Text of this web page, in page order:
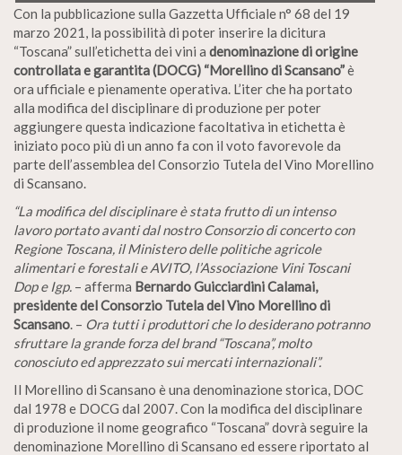
Con la pubblicazione sulla Gazzetta Ufficiale n° 68 del 19
marzo 2021, la possibilità di poter inserire la dicitura
“Toscana” sull’etichetta dei vini a denominazione di origine
controllata e garantita (DOCG) “Morellino di Scansano”è
ora ufficiale e pienamente operativa. L’iter che ha portato
alla modifica del disciplinare di produzione per poter
aggiungere questa indicazione facoltativa in etichetta è
iniziato poco più di un anno fa con il voto favorevole da
parte dell’assemblea del Consorzio Tutela del Vino Morellino
di Scansano.
“La modifica del disciplinare è stata frutto di un intenso
lavoro portato avanti dal nostro Consorzio di concerto con
Regione Toscana, il Ministero delle politiche agricole
alimentari e forestali e AVITO, l’Associazione Vini Toscani
Dop e Igp. – afferma Bernardo Guicciardini Calamai,
presidente del Consorzio Tutela del Vino Morellino di
Scansano. – Ora tutti i produttori che lo desiderano potranno
sfruttare la grande forza del brand “Toscana”, molto
conosciuto ed apprezzato sui mercati internazionali”.
Il Morellino di Scansano è una denominazione storica, DOC
dal 1978 e DOCG dal 2007. Con la modifica del disciplinare
di produzione il nome geografico “Toscana” dovrà seguire la
denominazione Morellino di Scansano ed essere riportato al